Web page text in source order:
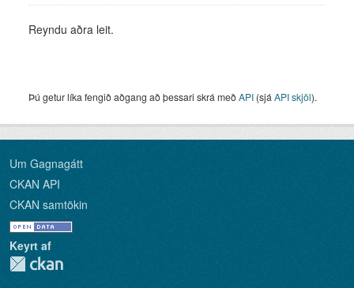
Reyndu aðra leit.
Þú getur líka fengið aðgang að þessari skrá meðAPI (sjá API skjöl).
Um Gagnagátt
CKAN API
CKAN samtökin
Keyrt af